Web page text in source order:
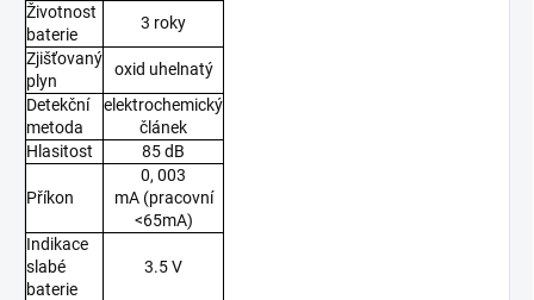
Životnost
baterie
3 roky
Zjišťovaný
plyn
oxid uhelnatý
Detekční
metoda
elektrochemický
článek
Hlasitost
85 dB
Příkon
0, 003
mA (pracovní
<65mA)
Indikace
slabé
baterie
3.5 V